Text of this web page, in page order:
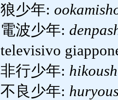
狼少年:
電波少年:
televisivo
非行少年:
不良少年: